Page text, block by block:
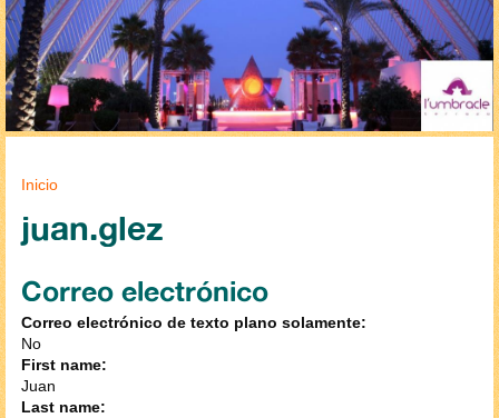
Se encuentra usted aquí
Inicio
juan.glez
Correo electrónico
Correo electrónico de texto plano solamente:
No
First name:
Juan
Last name: